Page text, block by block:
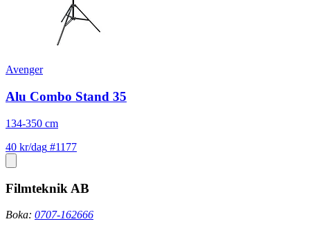
Avenger
Alu Combo Stand 35
134-350 cm
40 kr/dag #1177
Filmteknik AB
Boka: 0707-162666